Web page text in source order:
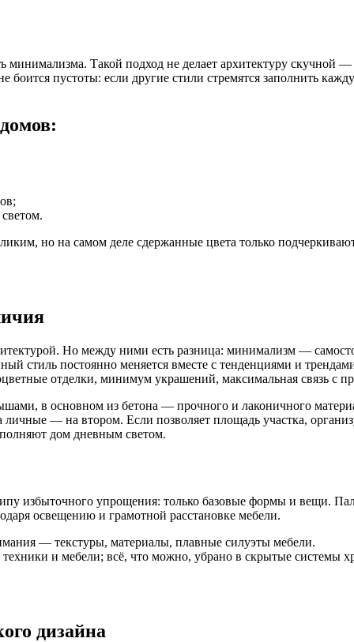
минимализма. Такой подход не делает архитектуру
пустоты: если другие стили стремятся заполнить
но на самом деле сдержанные цвета только
Но между ними есть разница: минимализм —
стиль постоянно меняется вместе с тенденциями и
отделки, минимум украшений, максимальная связь с
в основном из бетона — прочного и лаконичного
— на втором. Если позволяет площадь участка,
дом дневным светом.
избыточного упрощения: только базовые формы и вещи.
освещению и грамотной расстановке мебели.
— текстуры, материалы, плавные силуэты мебели.
техники и мебели; всё, что можно, убрано в скрытые
дизайна